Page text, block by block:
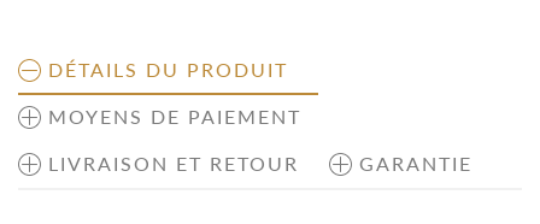
DÉTAILS DU PRODUIT
MOYENS DE PAIEMENT
LIVRAISON ET RETOUR GARANTIE